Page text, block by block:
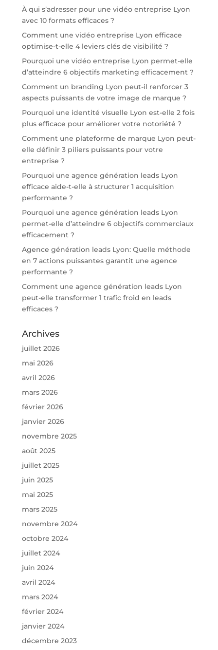
À qui s’adresser pour une vidéo entreprise Lyon
avec 10 formats efficaces ?
Comment une vidéo entreprise Lyon efficace
optimise-t-elle 4 leviers clés de visibilité ?
Pourquoi une vidéo entreprise Lyon permet-elle
d’atteindre 6 objectifs marketing efficacement ?
Comment un branding Lyon peut-il renforcer 3
aspects puissants de votre image de marque ?
Pourquoi une identité visuelle Lyon est-elle 2 fois
plus efficace pour améliorer votre notoriété ?
Comment une plateforme de marque Lyon peut-
elle définir 3 piliers puissants pour votre
entreprise ?
Pourquoi une agence génération leads Lyon
efficace aide-t-elle à structurer 1 acquisition
performante ?
Pourquoi une agence génération leads Lyon
permet-elle d’atteindre 6 objectifs commerciaux
efficacement ?
Agence génération leads Lyon: Quelle méthode
en 7 actions puissantes garantit une agence
performante ?
Comment une agence génération leads Lyon
peut-elle transformer 1 trafic froid en leads
efficaces ?
Archives
juillet 2026
mai 2026
avril 2026
mars 2026
février 2026
janvier 2026
novembre 2025
août 2025
juillet 2025
juin 2025
mai 2025
mars 2025
novembre 2024
octobre 2024
juillet 2024
juin 2024
avril 2024
mars 2024
février 2024
janvier 2024
décembre 2023